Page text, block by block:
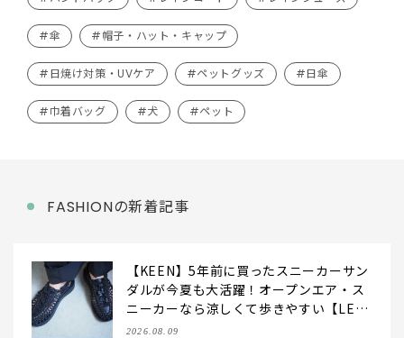
#傘 #帽子・ハット・キャップ
#日焼け対策・UVケア #ペットグッズ #日傘
#巾着バッグ #犬 #ペット
FASHIONの新着記事
【KEEN】5年前に買ったスニーカーサン
ダルが今夏も大活躍！オープンエア・ス
ニーカーなら涼しくて歩きやすい【LEE
編集部の「お気に入り、語らせて！」#7
2026.08.09